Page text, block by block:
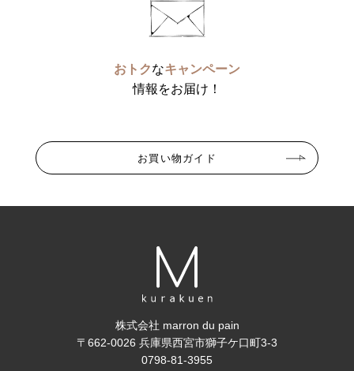
おトクなキャンペーン
情報をお届け！
お買い物ガイド
株式会社 marron du pain
〒662-0026 兵庫県西宮市獅子ケ口町3-3
0798-81-3955